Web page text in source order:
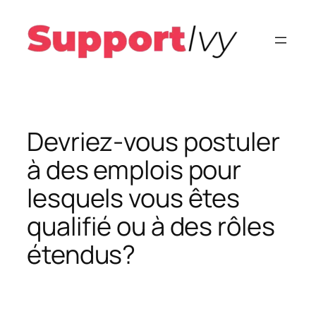
contenu
Devriez-vous postuler
à des emplois pour
lesquels vous êtes
qualifié ou à des rôles
étendus?